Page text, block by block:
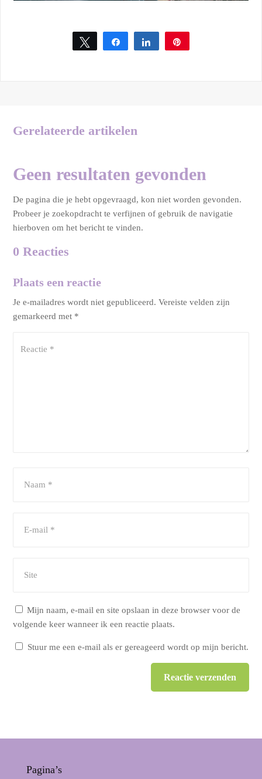
Tweet Share Share
Gerelateerde artikelen
Geen resultaten gevonden
De pagina die je hebt opgevraagd, kon niet worden gevonden.
Probeer je zoekopdracht te verfijnen of gebruik de navigatie
hierboven om het bericht te vinden.
0 Reacties
Plaats een reactie
Je e-mailadres wordt niet gepubliceerd. Vereiste velden zijn
gemarkeerd met *
Mijn naam, e-mail en site opslaan in deze browser voor de
volgende keer wanneer ik een reactie plaats.
Stuur me een e-mail als er gereageerd wordt op mijn bericht.
Reactie verzenden
Pagina’s